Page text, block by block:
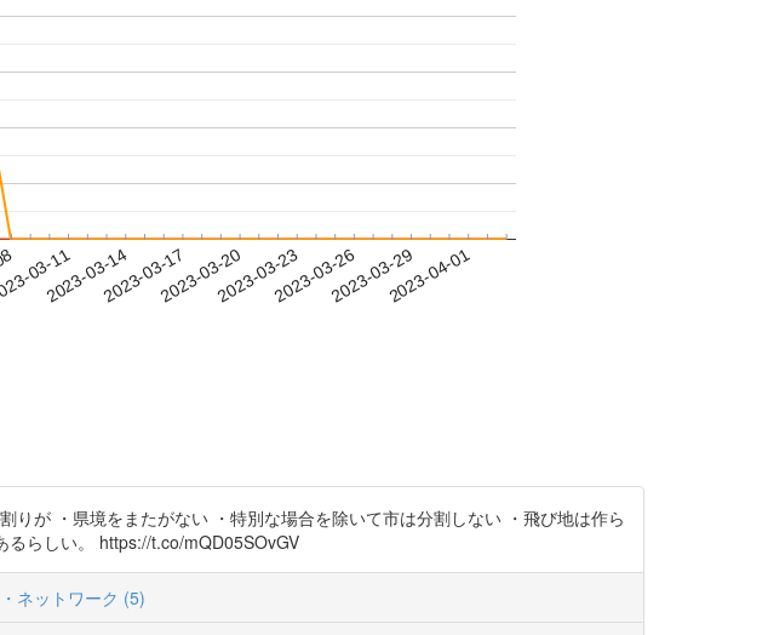
03-11
2023-03-142023-03-172023-03-202023-03-232023-03-262023-03-292023-04-01
が ・県境をまたがない ・特別な場合を除いて市は分割しない ・飛び地は作ら
らしい。 https://t.co/mQD05SOvGV
ネットワーク (5)